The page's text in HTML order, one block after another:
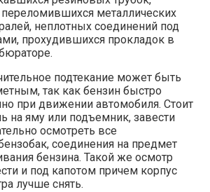
металлических
неплотных соединений под
прохудившихся прокладок в
подтекание может быть
так как бензин быстро
при движении автомобиля. Стоит
на яму или подъемник, завести
осмотреть все
соединения на предмет
бензина. Такой же осмотр
и под капотом причем корпус
лучше снять.